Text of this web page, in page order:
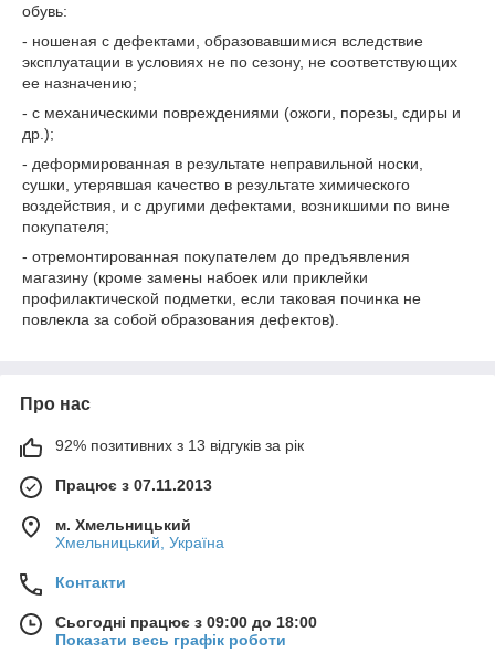
обувь:
- ношеная с дефектами, образовавшимися вследствие
эксплуатации в условиях не по сезону, не соответствующих
ее назначению;
- с механическими повреждениями (ожоги, порезы, сдиры и
др.);
- деформированная в результате неправильной носки,
сушки, утерявшая качество в результате химического
воздействия, и с другими дефектами, возникшими по вине
покупателя;
- отремонтированная покупателем до предъявления
магазину (кроме замены набоек или приклейки
профилактической подметки, если таковая починка не
повлекла за собой образования дефектов).
Про нас
92% позитивних з 13 відгуків за рік
Працює з 07.11.2013
м. Хмельницький
Хмельницький, Україна
Контакти
Сьогодні працює з 09:00 до 18:00
Показати весь графік роботи